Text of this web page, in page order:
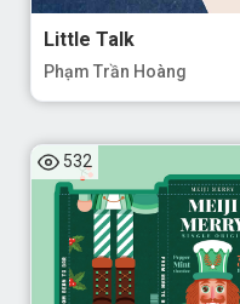
Little Talk
Phạm Trần Hoàng
532